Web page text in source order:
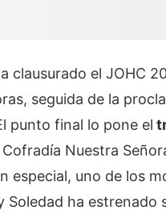
clausurado el JOHC
seguida de la
punto final lo pone el
Nuestra
especial, uno de los
ha estrenado